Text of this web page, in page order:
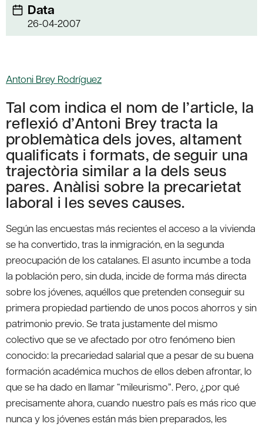
Data
26-04-2007
Antoni Brey Rodríguez
Tal com indica el nom de l’article, la
reflexió d’Antoni Brey tracta la
problemàtica dels joves, altament
qualificats i formats, de seguir una
trajectòria similar a la dels seus
pares. Anàlisi sobre la precarietat
laboral i les seves causes.
Según las encuestas más recientes el acceso a la vivienda
se ha convertido, tras la inmigración, en la segunda
preocupación de los catalanes. El asunto incumbe a toda
la población pero, sin duda, incide de forma más directa
sobre los jóvenes, aquéllos que pretenden conseguir su
primera propiedad partiendo de unos pocos ahorros y sin
patrimonio previo. Se trata justamente del mismo
colectivo que se ve afectado por otro fenómeno bien
conocido: la precariedad salarial que a pesar de su buena
formación académica muchos de ellos deben afrontar, lo
que se ha dado en llamar “mileurismo”. Pero, ¿por qué
precisamente ahora, cuando nuestro país es más rico que
nunca y los jóvenes están más bien preparados, les